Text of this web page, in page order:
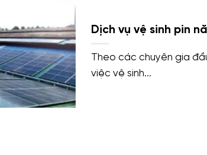
Dịch vụ vệ sinh pin
Theo các chuyên gia
việc vệ sinh...